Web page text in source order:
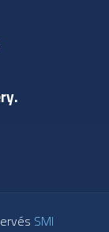
SMI